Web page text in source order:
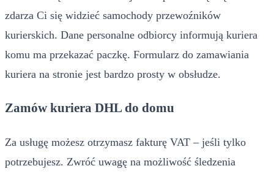
zdarza Ci się widzieć samochody przewoźników
kurierskich. Dane personalne odbiorcy informują kuriera
komu ma przekazać paczkę. Formularz do zamawiania
kuriera na stronie jest bardzo prosty w obsłudze.
Zamów kuriera DHL do domu
Za usługę możesz otrzymasz fakturę VAT – jeśli tylko
potrzebujesz. Zwróć uwagę na możliwość śledzenia